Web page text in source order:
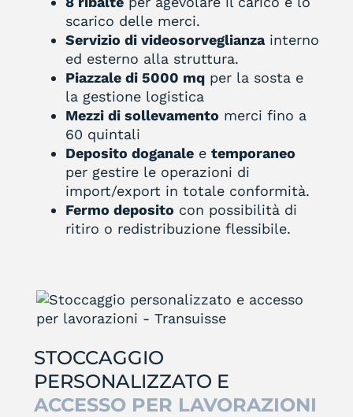
scarico delle merci.
Servizio di videosorveglianzainterno
ed esterno alla struttura.
Piazzale di 5000 mqper la sosta e
la gestione logistica
Mezzi di sollevamentomerci fino a
60 quintali
Deposito doganalee temporaneo
per gestire le operazioni di
import/export in totale conformità.
Fermo depositocon possibilità di
ritiro o redistribuzione flessibile.
STOCCAGGIO
PERSONALIZZATO E
ACCESSO PER LAVORAZIONI